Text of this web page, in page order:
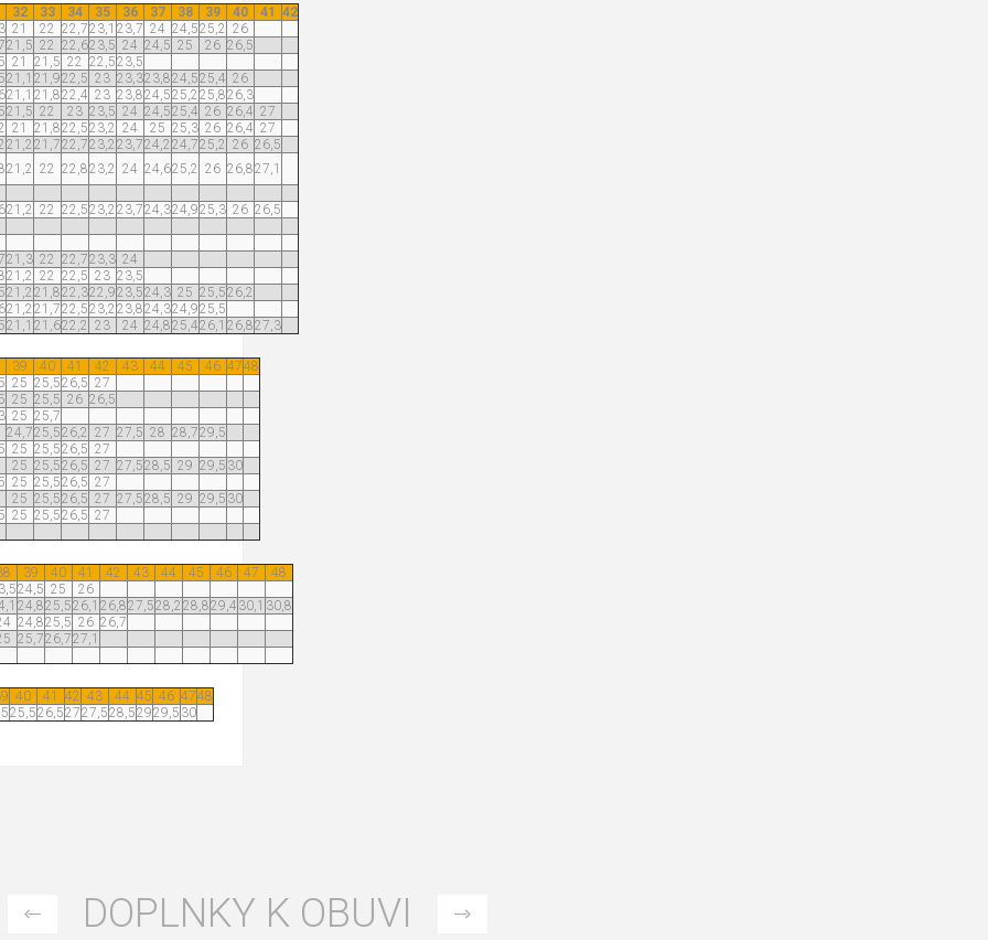
32 33 34 35 36 37 38 39 40 41
42
21 22 22,723,1 23,7 24 24,525,2 26
21,5 22 22,623,5 24 24,5 25 26 26,5
21 21,5 22 22,523,5
21,1 21,922,5 23 23,323,824,525,4 26
21,1 21,822,4 23 23,824,525,225,826,3
21,5 22 23 23,5 24 24,525,4 26 26,4 27
21 21,822,523,2 24 25 25,3 26 26,4 27
21,2 21,722,723,2 23,724,2 24,725,2 26 26,5
21,2 22 22,823,2 24 24,625,2 26 26,827,1
21,2 22 22,523,223,724,324,925,3 26 26,5
21,3 22 22,723,3 24
21,2 22 22,5 23 23,5
21,2 21,822,322,923,524,3 25 25,526,2
21,221,722,523,223,824,324,925,5
21,1 21,622,2 23 24 24,825,426,1 26,827,3
39 40 41 42 43 44 45 46 4748
25 25,526,5 27
25 25,5 26 26,5
25 25,7
24,725,526,2 27 27,5 28 28,729,5
25 25,526,5 27
25 25,526,5 27 27,528,5 29 29,5 30
25 25,526,5 27
25 25,526,5 27 27,528,5 29 29,5 30
25 25,526,5 27
39 40 41 42 43 44 45 46 47
48
24,5 25
26
24,825,526,1 26,827,528,2 28,829,4 30,1 30,8
24,825,5 26 26,7
25,726,727,1
40 41 42 43 44 45 46 4748
25,526,52727,528,52929,5 30
DOPLNKY K OBUVI